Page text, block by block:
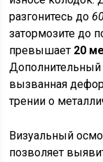
разгонитесь до
затормозите до
превышает 20
Дополнительный
вызванная
трении о
Визуальный
позволяет